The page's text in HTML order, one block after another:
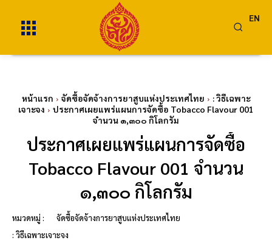
EN
หน้าแรก จัดซื้อจัดจ้างการยาสูบแห่งประเทศไทย
: วิธีเฉพาะ
เจาะจง
ประกาศเผยแพร่แผนการจัดซื้อ Tobacco Flavour 001
จำนวน ๑,๓๐๐ กิโลกรัม
ประกาศเผยแพร่แผนการจัดซื้อ
Tobacco Flavour 001 จำนวน
๑,๓๐๐ กิโลกรัม
หมวดหมู่ :
จัดซื้อจัดจ้างการยาสูบแห่งประเทศไทย
: วิธีเฉพาะเจาะจง